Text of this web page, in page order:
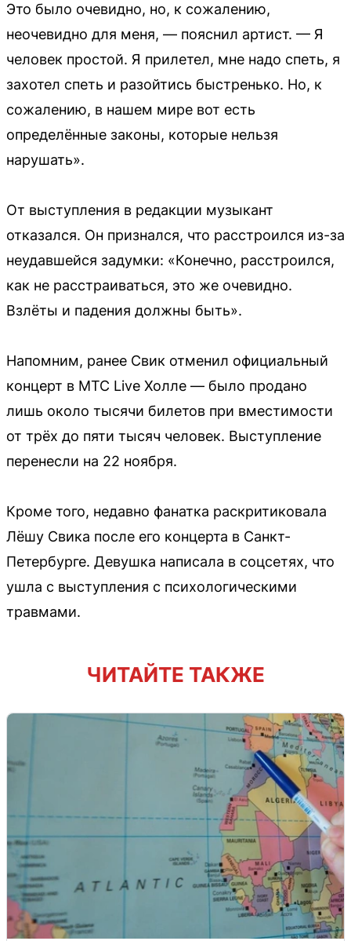
Это было очевидно, но, к сожалению,
неочевидно для меня, — пояснил артист. — Я
человек простой. Я прилетел, мне надо спеть, я
захотел спеть и разойтись быстренько. Но, к
сожалению, в нашем мире вот есть
определённые законы, которые нельзя
нарушать».
От выступления в редакции музыкант
отказался. Он признался, что расстроился из-за
неудавшейся задумки: «Конечно, расстроился,
как не расстраиваться, это же очевидно.
Взлёты и падения должны быть».
Напомним, ранее Свик отменил официальный
концерт в МТС Live Холле — было продано
лишь около тысячи билетов при вместимости
от трёх до пяти тысяч человек. Выступление
перенесли на 22 ноября.
Кроме того, недавно фанатка раскритиковала
Лёшу Свика после его концерта в Санкт-
Петербурге. Девушка написала в соцсетях, что
ушла с выступления с психологическими
травмами.
ЧИТАЙТЕ ТАКЖЕ